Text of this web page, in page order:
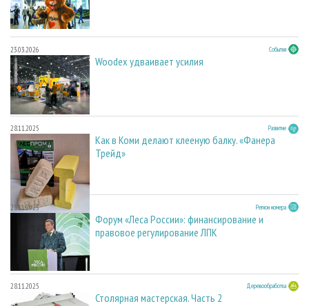
23.03.2026 События
Woodex удваивает усилия
28.11.2025 Развитие
Как в Коми делают клееную балку. «Фанера
Трейд»
28.11.2025 Регион номера
Форум «Леса России»: финансирование и
правовое регулирование ЛПК
28.11.2025 Деревообработка
Столярная мастерская. Часть 2